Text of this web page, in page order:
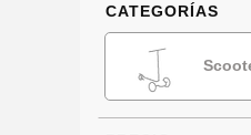
CATEGORÍAS